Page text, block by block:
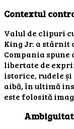
Contextul
Valul de clipuri
King Jr. a
Compania spune
libertate de
istorice, rudele
aibă, în ultimă
este folosită